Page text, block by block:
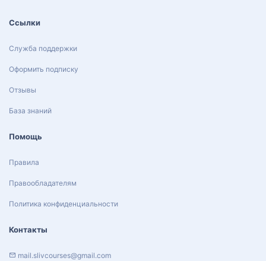
Ссылки
Служба поддержки
Оформить подписку
Отзывы
База знаний
Помощь
Правила
Правообладателям
Политика конфиденциальности
Контакты
mail.slivcourses@gmail.com